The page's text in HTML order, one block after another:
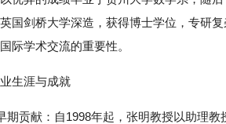
国剑桥大学深造，获得博士学位，专研
际学术交流的重要性。
生涯与成就
期贡献：自1998年起，张明教授以助理